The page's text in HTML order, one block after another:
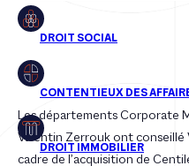
Les départements Corporate
Valentin Zerrouk ont conseillé
cadre de l’acquisition de